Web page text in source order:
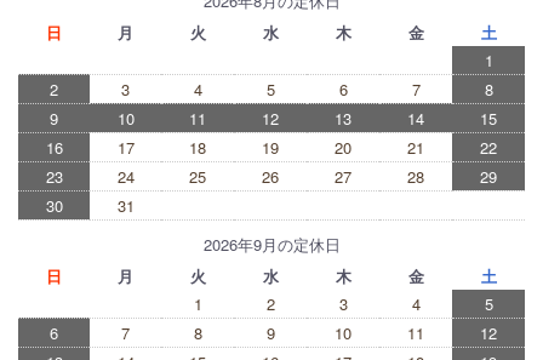
日
月 火 水 木 金
土
1
2
3 4 5 6 7
8
9
10 11 12 13 14
15
16
17 18 19 20 21
22
23
24 25 26 27 28
29
30
31
2026年9月の定休日
日
月 火 水 木 金
土
1
2 3 4
5
6
7 8 9 10 11
12